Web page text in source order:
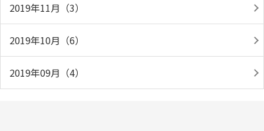
2019年11月（3）
2019年10月（6）
2019年09月（4）